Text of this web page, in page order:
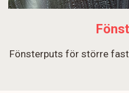
Fönsterputs för större